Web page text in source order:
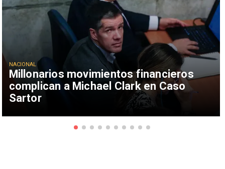
Millonarios movimientos financieros
complican a Michael Clark en Caso
Sartor
NACIONAL